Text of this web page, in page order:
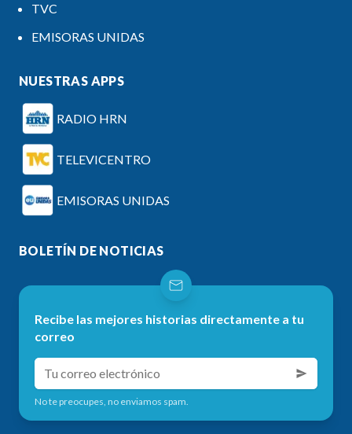
TVC
EMISORAS UNIDAS
NUESTRAS APPS
RADIO HRN
TELEVICENTRO
EMISORAS UNIDAS
BOLETÍN DE NOTICIAS
Recibe las mejores historias directamente a tu
correo
No te preocupes, no enviamos spam.